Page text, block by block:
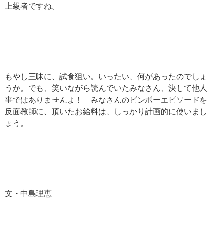
上級者ですね。
もやし三昧に、試食狙い。いったい、何があったのでしょ
うか。でも、笑いながら読んでいたみなさん、決して他人
事ではありませんよ！ みなさんのビンボーエピソードを
反面教師に、頂いたお給料は、しっかり計画的に使いまし
ょう。
文・中島理恵